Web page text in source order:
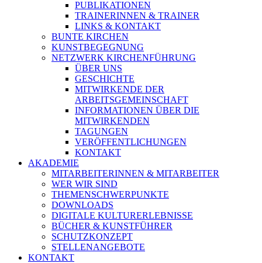
PUBLIKATIONEN
TRAINERINNEN & TRAINER
LINKS & KONTAKT
BUNTE KIRCHEN
KUNSTBEGEGNUNG
NETZWERK KIRCHENFÜHRUNG
ÜBER UNS
GESCHICHTE
MITWIRKENDE DER
ARBEITSGEMEINSCHAFT
INFORMATIONEN ÜBER DIE
MITWIRKENDEN
TAGUNGEN
VERÖFFENTLICHUNGEN
KONTAKT
AKADEMIE
MITARBEITERINNEN & MITARBEITER
WER WIR SIND
THEMENSCHWERPUNKTE
DOWNLOADS
DIGITALE KULTURERLEBNISSE
BÜCHER & KUNSTFÜHRER
SCHUTZKONZEPT
STELLENANGEBOTE
KONTAKT